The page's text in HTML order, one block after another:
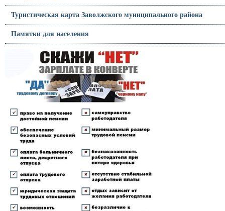
Туристическая карта Заволжского муниципального района
Памятки для населения